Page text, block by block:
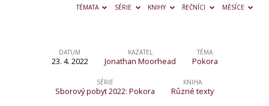
TÉMATA
SÉRIE KNIHY ŘEČNÍCI MĚSÍCE
Sborový
DATUM
23. 4. 2022
KAZATEL
Jonathan Moorhead
TÉMA
Pokora
SÉRIE
Sborový pobyt 2022: Pokora
KNIHA
Různé texty